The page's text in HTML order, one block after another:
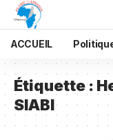
ACCUEIL
Étiquette :
SIABI